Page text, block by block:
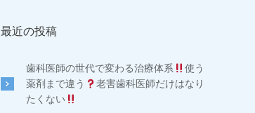
最近の投稿
歯科医師の世代で変わる治療体系
使う
薬剤まで違う
老害歯科医師だけはなり
たくない